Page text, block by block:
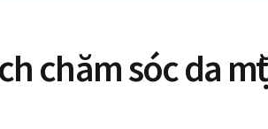
chăm sóc da